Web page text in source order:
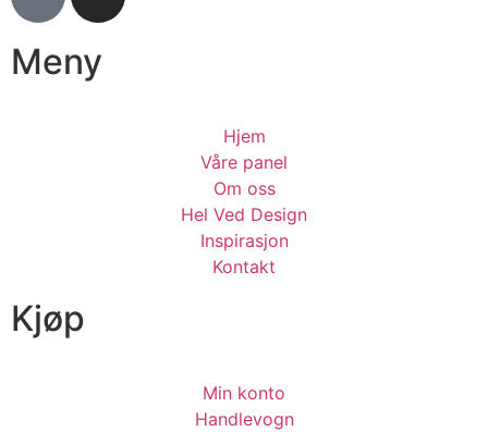
Meny
Hjem
Våre panel
Om oss
Hel Ved Design
Inspirasjon
Kontakt
Kjøp
Min konto
Handlevogn